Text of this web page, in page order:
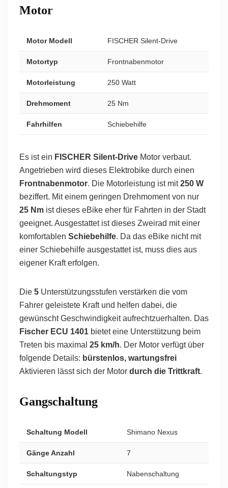
Motor
Motor Modell FISCHER Silent-Drive
Motortyp Frontnabenmotor
Motorleistung 250 Watt
Drehmoment 25 Nm
Fahrhilfen Schiebehilfe
Es ist ein FISCHER Silent-DriveMotor verbaut.
Angetrieben wird dieses Elektrobike durch einen
Frontnabenmotor. Die Motorleistung ist mit250 W
beziffert. Mit einem geringen Drehmoment von nur
25 Nmist dieses eBike eher für Fahrten in der Stadt
geeignet. Ausgestattet ist dieses Zweirad mit einer
komfortablen Schiebehilfe. Da das eBike nicht mit
einer Schiebehilfe ausgestattet ist, muss dies aus
eigener Kraft erfolgen.
Die 5Unterstützungsstufen verstärken die vom
Fahrer geleistete Kraft und helfen dabei, die
gewünscht Geschwindigkeit aufrechtzuerhalten. Das
Fischer ECU 1401bietet eine Unterstützung beim
Treten bis maximal 25 km/h. Der Motor verfügt über
folgende Details: bürstenlos, wartungsfrei
Aktivieren lässt sich der Motor durch die Trittkraft.
Gangschaltung
Schaltung Modell Shimano Nexus
Gänge Anzahl 7
Schaltungstyp Nabenschaltung